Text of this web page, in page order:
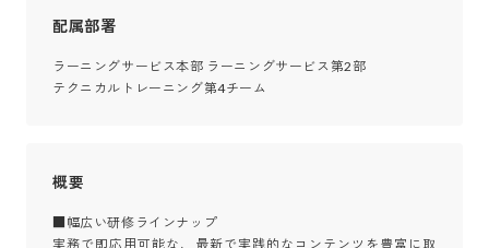
配属部署
ラーニングサービス本部 ラーニングサービス第2部
テクニカルトレーニング第4チーム
概要
■幅広い研修ラインナップ
実務で即応用可能な、最新で実践的なコンテンツを豊富に取